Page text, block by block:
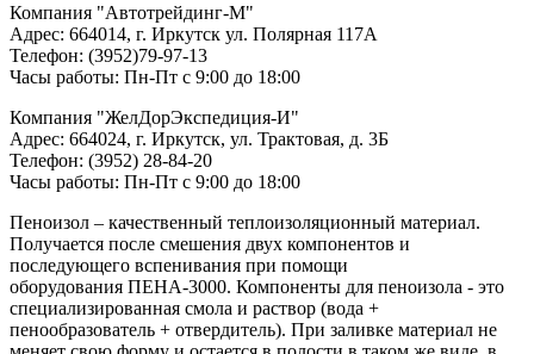
Компания "Автотрейдинг-М"
Адрес: 664014, г. Иркутск ул. Полярная 117А
Телефон: (3952)79-97-13
Часы работы: Пн-Пт с 9:00 до 18:00
Компания "ЖелДорЭкспедиция-И"
Адрес: 664024, г. Иркутск, ул. Трактовая, д. 3Б
Телефон: (3952) 28-84-20
Часы работы: Пн-Пт с 9:00 до 18:00
Пеноизол – качественный теплоизоляционный материал.
Получается после смешения двух компонентов и
последующего вспенивания при помощи
оборудования ПЕНА-3000. Компоненты для пеноизола - это
специализированная смола и раствор (вода +
пенообразователь + отвердитель). При заливке материал не